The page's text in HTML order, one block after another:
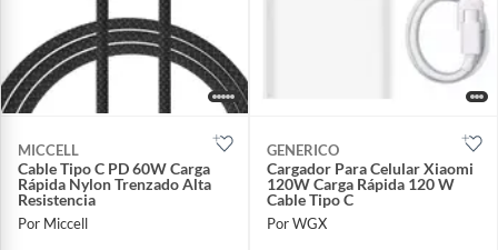
MICCELL
Cable Tipo C PD 60W Carga
Rápida Nylon Trenzado Alta
Resistencia
Por Miccell
GENERICO
Cargador Para Celular Xiaomi
120W Carga Rápida 120 W
Cable Tipo C
Por WGX